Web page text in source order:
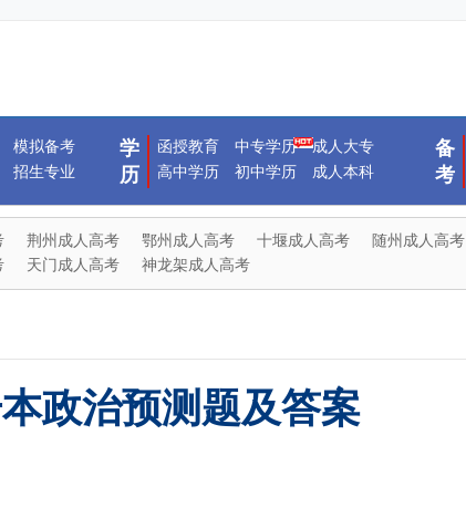
模拟备考
招生专业
学
历
函授教育 中专学历
成人大专
高中学历
初中学历 成人本科
备
考
荆州成人高考 鄂州成人高考 十堰成人高考 随州成人高考
天门成人高考 神龙架成人高考
政治预测题及答案